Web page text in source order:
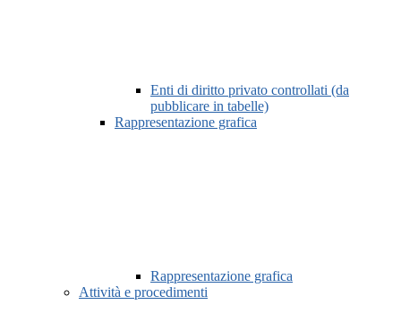
Enti di diritto privato controllati (da
pubblicare in tabelle)
Rappresentazione grafica
Rappresentazione grafica
Attività e procedimenti